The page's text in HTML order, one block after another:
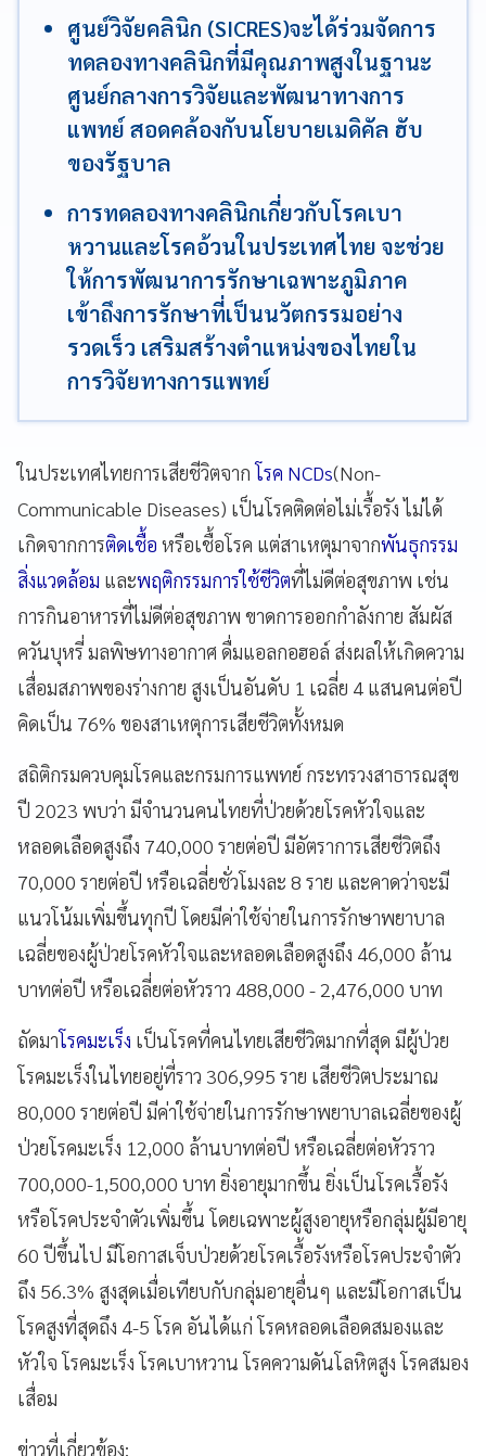
ศูนย์วิจัยคลินิก (SICRES)จะได้ร่วมจัดการ
ทดลองทางคลินิกที่มีคุณภาพสูงในฐานะ
ศูนย์กลางการวิจัยและพัฒนาทางการ
แพทย์ สอดคล้องกับนโยบายเมดิคัล ฮับ
ของรัฐบาล
การทดลองทางคลินิกเกี่ยวกับโรคเบา
หวานและโรคอ้วนในประเทศไทย จะช่วย
ให้การพัฒนาการรักษาเฉพาะภูมิภาค
เข้าถึงการรักษาที่เป็นนวัตกรรมอย่าง
รวดเร็ว เสริมสร้างตำแหน่งของไทยใน
การวิจัยทางการแพทย์
ในประเทศไทยการเสียชีวิตจากโรค NCDs(Non-
Communicable Diseases) เป็นโรคติดต่อไม่เรื้อรัง ไม่ได้
เกิดจากการติดเชื้อ หรือเชื้อโรค แต่สาเหตุมาจากพันธุกรรม
สิ่งแวดล้อม และพฤติกรรมการใช้ชีวิตที่ไม่ดีต่อสุขภาพ เช่น
การกินอาหารที่ไม่ดีต่อสุขภาพ ขาดการออกกำลังกาย สัมผัส
ควันบุหรี่ มลพิษทางอากาศ ดื่มแอลกอฮอล์ ส่งผลให้เกิดความ
เสื่อมสภาพของร่างกาย สูงเป็นอันดับ 1 เฉลี่ย 4 แสนคนต่อปี
คิดเป็น 76% ของสาเหตุการเสียชีวิตทั้งหมด
สถิติกรมควบคุมโรคและกรมการแพทย์ กระทรวงสาธารณสุข
ปี 2023 พบว่า มีจำนวนคนไทยที่ป่วยด้วยโรคหัวใจและ
หลอดเลือดสูงถึง 740,000 รายต่อปี มีอัตราการเสียชีวิตถึง
70,000 รายต่อปี หรือเฉลี่ยชั่วโมงละ 8 ราย และคาดว่าจะมี
แนวโน้มเพิ่มขึ้นทุกปี โดยมีค่าใช้จ่ายในการรักษาพยาบาล
เฉลี่ยของผู้ป่วยโรคหัวใจและหลอดเลือดสูงถึง 46,000 ล้าน
บาทต่อปี หรือเฉลี่ยต่อหัวราว 488,000 - 2,476,000 บาท
ถัดมาโรคมะเร็ง เป็นโรคที่คนไทยเสียชีวิตมากที่สุด มีผู้ป่วย
โรคมะเร็งในไทยอยู่ที่ราว 306,995 ราย เสียชีวิตประมาณ
80,000 รายต่อปี มีค่าใช้จ่ายในการรักษาพยาบาลเฉลี่ยของผู้
ป่วยโรคมะเร็ง 12,000 ล้านบาทต่อปี หรือเฉลี่ยต่อหัวราว
700,000-1,500,000 บาท ยิ่งอายุมากขึ้น ยิ่งเป็นโรคเรื้อรัง
หรือโรคประจำตัวเพิ่มขึ้น โดยเฉพาะผู้สูงอายุหรือกลุ่มผู้มีอายุ
60 ปีขึ้นไป มีโอกาสเจ็บป่วยด้วยโรคเรื้อรังหรือโรคประจำตัว
ถึง 56.3% สูงสุดเมื่อเทียบกับกลุ่มอายุอื่นๆ และมีโอกาสเป็น
โรคสูงที่สุดถึง 4-5 โรค อันได้แก่ โรคหลอดเลือดสมองและ
หัวใจ โรคมะเร็ง โรคเบาหวาน โรคความดันโลหิตสูง โรคสมอง
เสื่อม
ข่าวที่เกี่ยวข้อง: